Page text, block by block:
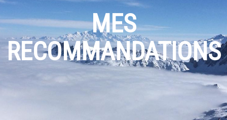
MES
RECOMMANDATIONS